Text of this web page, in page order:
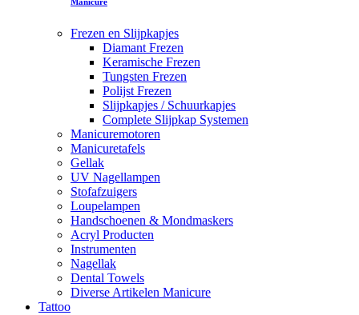
Manicure
Frezen en Slijpkapjes
Diamant Frezen
Keramische Frezen
Tungsten Frezen
Polijst Frezen
Slijpkapjes / Schuurkapjes
Complete Slijpkap Systemen
Manicuremotoren
Manicuretafels
Gellak
UV Nagellampen
Stofafzuigers
Loupelampen
Handschoenen & Mondmaskers
Acryl Producten
Instrumenten
Nagellak
Dental Towels
Diverse Artikelen Manicure
Tattoo